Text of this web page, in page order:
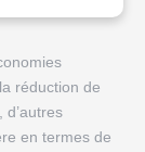
réduction de
en termes de